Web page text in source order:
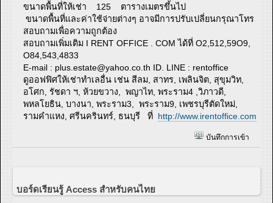
ขนาดพื้นที่ให้เช่า 125 ตารางเมตรขึ้นไป
ขนาดพื้นที่และค่าใช้จ่ายต่างๆ อาจมีการปรับเปลี่ยนกรุณาโทร
สอบถามเพื่อความถูกต้อง
สอบถามเพิ่มเติม I RENT OFFICE . COM ได้ที่ O2,512,59O9,
O84,543,4833
E-mail : plus.estate@yahoo.co.th ID. LINE : rentoffice
ดูออฟฟิศให้เช่าทำเลอื่น เช่น สีลม, สาทร, เพลินจิต, สุขุมวิท,
อโศก, รัชดา ฯ, ห้วยขวาง, พญาไท, พระราม4 ,วิภาวดี,
พหลโยธิน, บางนา, พระราม3, พระราม9, เพชรบุรีตัดใหม่,
รามคำแหง, ศรีนครินทร์, ธนบุรี ที่ http://www.irentoffice.com
บันทึกการเข้า
บอร์ดเรียนรู้ Access สำหรับคนไทย